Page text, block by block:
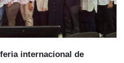
internacional de